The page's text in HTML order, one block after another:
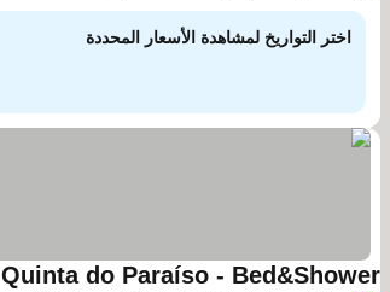
اختر التواريخ لمشاهدة الأسعار المحددة
Quinta do Paraíso - Bed&Shower